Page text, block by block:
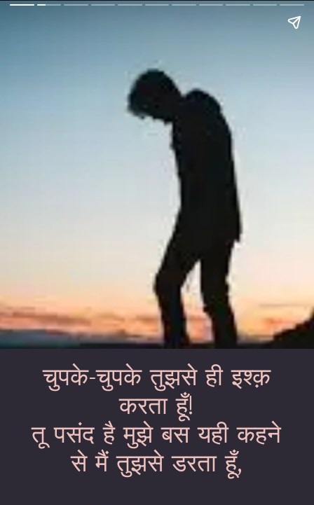
चुपके-चुपके तुझसे ही इश्क़
करता हूँ!
तू पसंद है मुझे बस यही कहने
से मैं तुझसे डरता हूँ,